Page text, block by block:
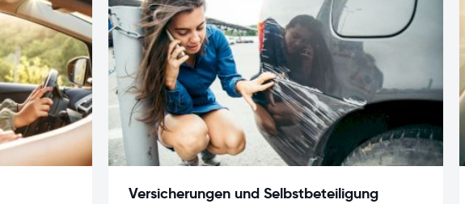
Versicherungen und Selbstbeteiligung